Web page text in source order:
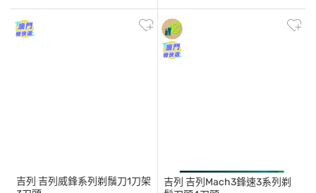
吉列 吉列威鋒系列剃鬚刀1刀架
吉列 吉列Mach3鋒速3系列剃